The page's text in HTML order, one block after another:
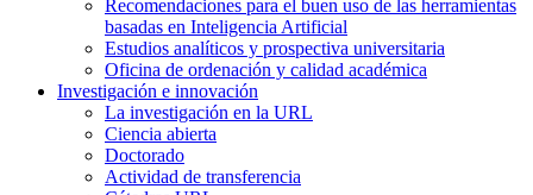
Recomendaciones para el buen uso de las herramientas
basadas en Inteligencia Artificial
Estudios analíticos y prospectiva universitaria
Oficina de ordenación y calidad académica
Investigación e innovación
La investigación en la URL
Ciencia abierta
Doctorado
Actividad de transferencia